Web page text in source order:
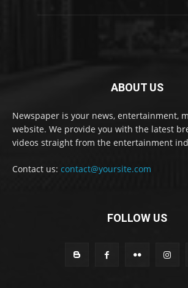
ABOUT US
Newspaper is your news, entertainment,
website. We provide you with the latest
videos straight from the entertainment
Contact us: contact@yoursite.com
FOLLOW US